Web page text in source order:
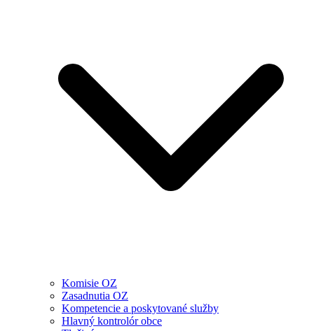
Komisie OZ
Zasadnutia OZ
Kompetencie a poskytované služby
Hlavný kontrolór obce